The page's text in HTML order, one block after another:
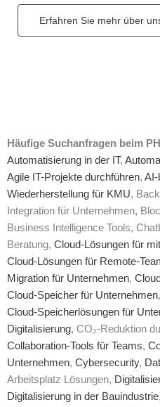
Erfahren Sie mehr über
Häufige Suchanfragen beim
Automatisierung in der IT,
Agile IT-Projekte durchführen, AI-
Wiederherstellung für KMU,
Integration für Unternehmen,
Business Intelligence Tools,
Beratung, Cloud-Lösungen für
Cloud-Lösungen für Remote-
Migration für Unternehmen,
Cloud-Speicher für Unternehmen,
Cloud-Speicherlösungen für
Digitalisierung, CO₂-Reduktion
Collaboration-Tools für Teams,
Unternehmen, Cybersecurity,
Arbeitsplatz Lösungen,
Digitalisierung in der Bauindustrie,